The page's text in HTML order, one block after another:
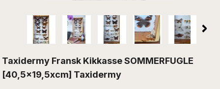
Taxidermy Fransk Kikkasse SOMMERFUGLE
[40,5x19,5xcm] Taxidermy